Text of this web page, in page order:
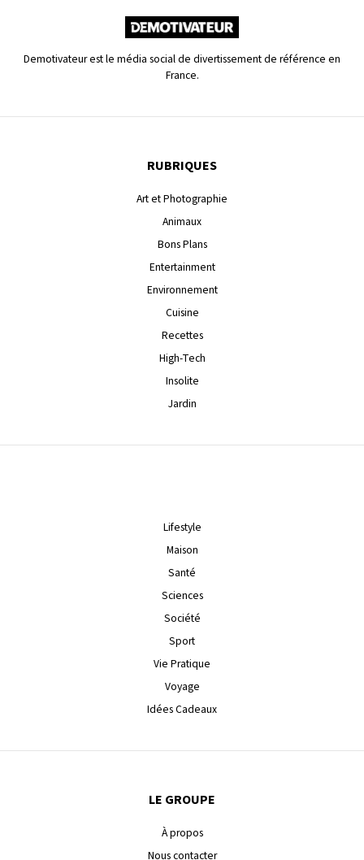
Demotivateur est le média social de divertissement de référence en
France.
RUBRIQUES
Art et Photographie
Animaux
Bons Plans
Entertainment
Environnement
Cuisine
Recettes
High-Tech
Insolite
Jardin
Lifestyle
Maison
Santé
Sciences
Société
Sport
Vie Pratique
Voyage
Idées Cadeaux
LE GROUPE
À propos
Nous contacter